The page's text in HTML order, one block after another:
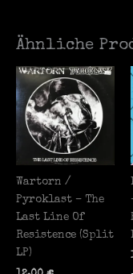
Ähnliche
Wartorn /
Pyroklast – The
Last Line Of
Resistence (Split
LP)